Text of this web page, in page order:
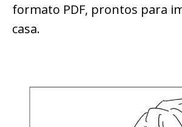
formato PDF, prontos para
casa.